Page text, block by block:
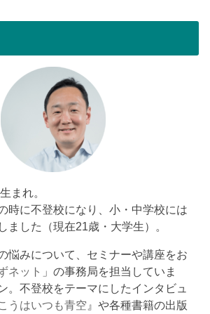
まれ。
時に不登校になり、小・中学校には
ました（現在21歳・大学生）。
悩みについて、セミナーや講座をお
ネット 」の事務局を担当していま
。不登校をテーマにしたインタビュ
うはいつも青空 』や各種書籍の出版